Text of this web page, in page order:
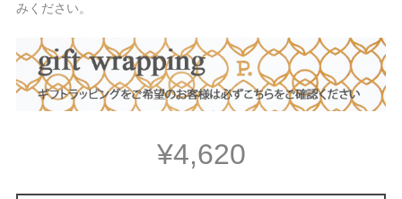
みください。
¥4,620